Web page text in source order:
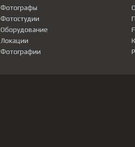
Фотографы
Фотостудии
Оборудование
Локации
Фотографии